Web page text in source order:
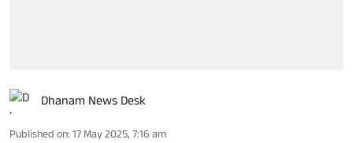
Dhanam News Desk
Published on: 17 May 2025, 7:16 am